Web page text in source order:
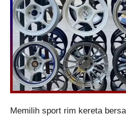
Memilih sport rim kereta